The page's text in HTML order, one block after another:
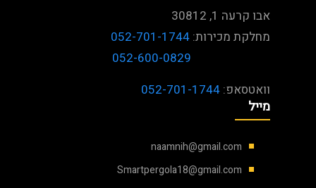
אבו קרעה 1, 30812
מחלקת מכירות:052-701-1744
052-600-0829
וואטסאפ:052-701-1744
מייל
naamnih@gmail.com
Smartpergola18@gmail.com